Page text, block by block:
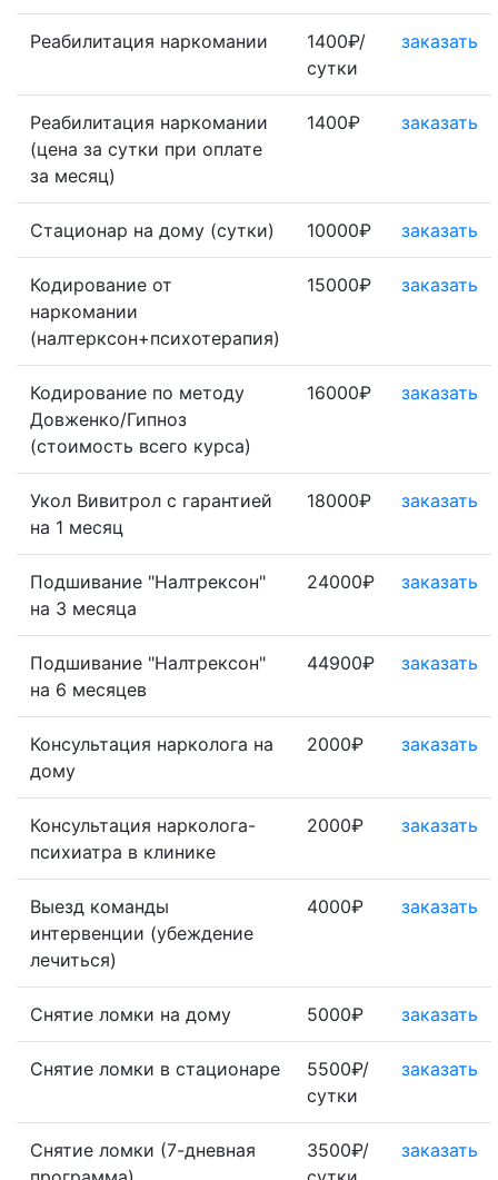
Реабилитация наркомании
1400₽/
сутки
заказать
Реабилитация наркомании
(цена за сутки при оплате
за месяц)
1400₽ заказать
Стационар на дому (сутки) 10000₽ заказать
Кодирование от
наркомании
(налтерксон+психотерапия)
15000₽ заказать
Кодирование по методу
Довженко/Гипноз
(стоимость всего курса)
16000₽ заказать
Укол Вивитрол с гарантией
на 1 месяц
18000₽ заказать
Подшивание "Налтрексон"
на 3 месяца
24000₽ заказать
Подшивание "Налтрексон"
на 6 месяцев
44900₽ заказать
Консультация нарколога на
дому
2000₽ заказать
Консультация нарколога-
психиатра в клинике
2000₽ заказать
Выезд команды
интервенции (убеждение
лечиться)
4000₽ заказать
Снятие ломки на дому 5000₽ заказать
Снятие ломки в стационаре
5500₽/
сутки
заказать
Снятие ломки (7-дневная
3500₽/
заказать